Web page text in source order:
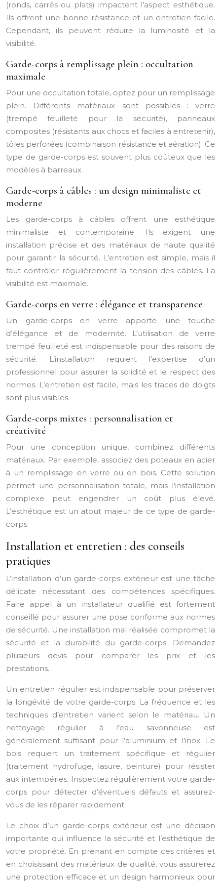
(ronds, carrés ou plats) impactent l’aspect esthétique.
Ils offrent une bonne résistance et un entretien facile.
Cependant, ils peuvent réduire la luminosité et la
visibilité.
Garde-corps à remplissage plein : occultation
maximale
Pour une occultation totale, optez pour un remplissage
plein. Différents matériaux sont possibles : verre
(trempé feuilleté pour la sécurité), panneaux
composites (résistants aux chocs et faciles à entretenir),
tôles perforées (combinaison résistance et aération). Ce
type de garde-corps est souvent plus coûteux que les
modèles à barreaux.
Garde-corps à câbles : un design minimaliste et
moderne
Les garde-corps à câbles offrent une esthétique
minimaliste et contemporaine. Ils exigent une
installation précise et des matériaux de haute qualité
pour garantir la sécurité. L’entretien est simple, mais il
faut contrôler régulièrement la tension des câbles. La
visibilité est maximale.
Garde-corps en verre : élégance et transparence
Un garde-corps en verre apporte une touche
d’élégance et de modernité. L’utilisation de verre
trempé feuilleté est indispensable pour des raisons de
sécurité. L’installation requiert l’expertise d’un
professionnel pour assurer la solidité et le respect des
normes. L’entretien est facile, mais les traces de doigts
sont plus visibles.
Garde-corps mixtes : personnalisation et
créativité
Pour une conception unique, combinez différents
matériaux. Par exemple, associez des poteaux en acier
à un remplissage en verre ou en bois. Cette solution
permet une personnalisation totale, mais l’installation
complexe peut engendrer un coût plus élevé.
L’esthétique est un atout majeur de ce type de garde-
corps.
Installation et entretien : des conseils
pratiques
L’installation d’un garde-corps extérieur est une tâche
délicate nécessitant des compétences spécifiques.
Faire appel à un installateur qualifié est fortement
conseillé pour assurer une pose conforme aux normes
de sécurité. Une installation mal réalisée compromet la
sécurité et la durabilité du garde-corps. Demandez
plusieurs devis pour comparer les prix et les
prestations.
Un entretien régulier est indispensable pour préserver
la longévité de votre garde-corps. La fréquence et les
techniques d’entretien varient selon le matériau. Un
nettoyage régulier à l’eau savonneuse est
généralement suffisant pour l’aluminium et l’inox. Le
bois requiert un traitement spécifique et régulier
(traitement hydrofuge, lasure, peinture) pour résister
aux intempéries. Inspectez régulièrement votre garde-
corps pour détecter d’éventuels défauts et assurez-
vous de les réparer rapidement.
Le choix d’un garde-corps extérieur est une décision
importante qui influence la sécurité et l’esthétique de
votre propriété. En prenant en compte ces critères et
en choisissant des matériaux de qualité, vous assurerez
une protection efficace et un design harmonieux pour